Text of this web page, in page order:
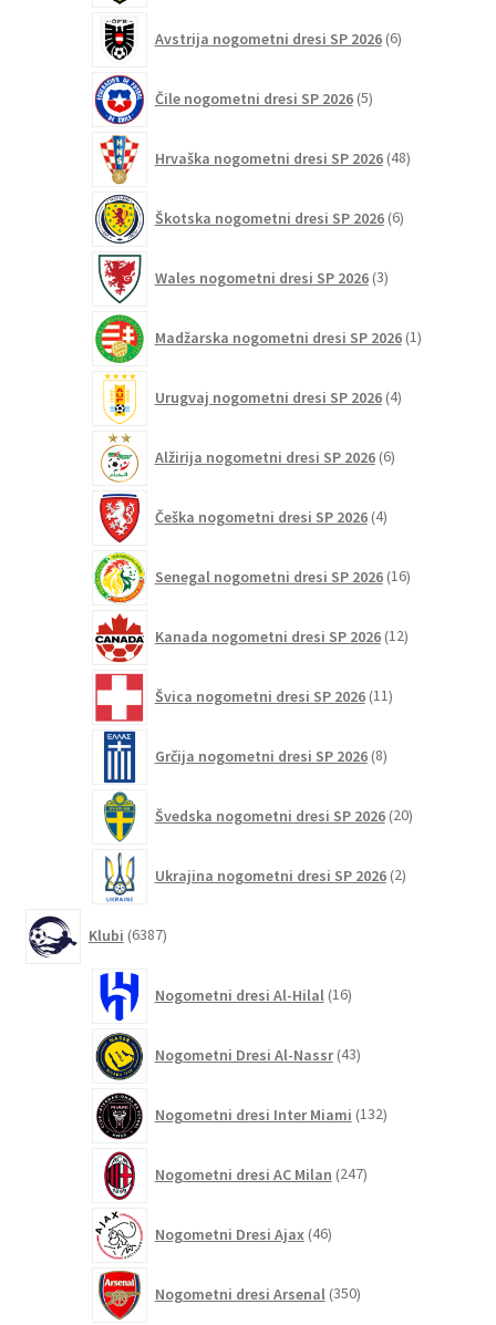
Avstrija nogometni dresi SP 2026 6izdelkov
Čile nogometni dresi SP 2026 5izdelkov
Hrvaška nogometni dresi SP 2026 48izdelkov
Škotska nogometni dresi SP 2026 6izdelkov
Wales nogometni dresi SP 2026 3izdelki
Madžarska nogometni dresi SP 2026 1izdelek
Urugvaj nogometni dresi SP 2026 4izdelki
Alžirija nogometni dresi SP 2026 6izdelkov
Češka nogometni dresi SP 2026 4izdelki
Senegal nogometni dresi SP 2026 16izdelkov
Kanada nogometni dresi SP 2026 12izdelkov
Švica nogometni dresi SP 2026 11izdelkov
Grčija nogometni dresi SP 2026 8izdelkov
Švedska nogometni dresi SP 2026 20izdelkov
Ukrajina nogometni dresi SP 2026 2izdelka
Klubi 6387izdelkov
Nogometni dresi Al-Hilal 16izdelkov
Nogometni Dresi Al-Nassr 43izdelkov
Nogometni dresi Inter Miami 132izdelkov
Nogometni dresi AC Milan 247izdelkov
Nogometni Dresi Ajax 46izdelkov
Nogometni dresi Arsenal 350izdelkov